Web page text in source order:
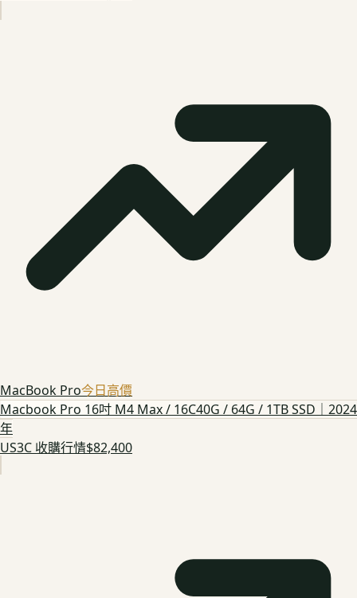
MacBook Pro今日高價
Macbook Pro 16吋 M4 Max / 16C40G / 64G / 1TB SSD｜2024
年
US3C 收購行情$82,400